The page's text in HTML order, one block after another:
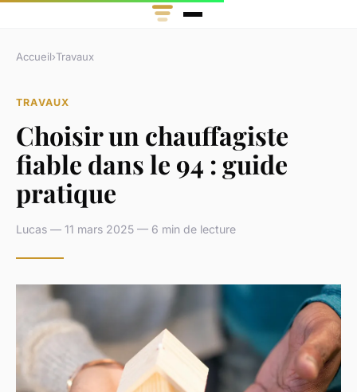
Accueil›Travaux
TRAVAUX
Choisir un chauffagiste
fiable dans le 94 : guide
pratique
Lucas — 11 mars 2025 — 6 min de lecture